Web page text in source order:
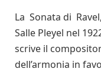
La Sonata di
Salle Pleyel nel
scrive il
dell’armonia in